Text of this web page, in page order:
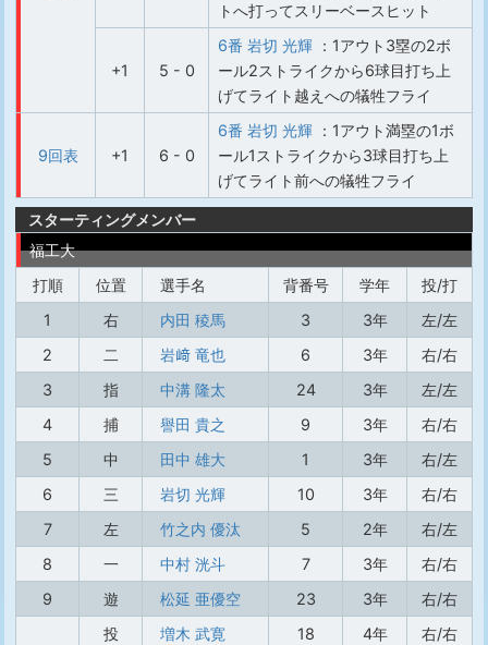
トへ打ってスリーベースヒット
+1 5 - 0
6番 岩切 光輝 ：1アウト3塁の2ボ
ール2ストライクから6球目打ち上
げてライト越えへの犠牲フライ
9回表 +1 6 - 0
6番 岩切 光輝 ：1アウト満塁の1ボ
ール1ストライクから3球目打ち上
げてライト前への犠牲フライ
スターティングメンバー
福工大
打順
位置 選手名 背番号 学年
投/打
1
右 内田 稜馬 3 3年
左/左
2
二 岩﨑 竜也 6 3年
右/右
3
指 中溝 隆太 24 3年
左/左
4
捕 譽田 貴之 9 3年
右/右
5
中 田中 雄大 1 3年
右/左
6
三 岩切 光輝 10 3年
右/右
7
左 竹之内 優汰 5 2年
右/左
8
一 中村 洸斗 7 3年
右/右
9
遊 松延 亜優空 23 3年
右/右
投
増木 武寛 18 4年
右/右